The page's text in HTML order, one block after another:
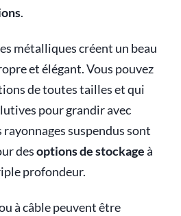
.
métalliques créent un beau
et élégant. Vous pouvez
de toutes tailles et qui
pour grandir avec
suspendus sont
desoptions de stockageà
profondeur.
à câble peuvent être